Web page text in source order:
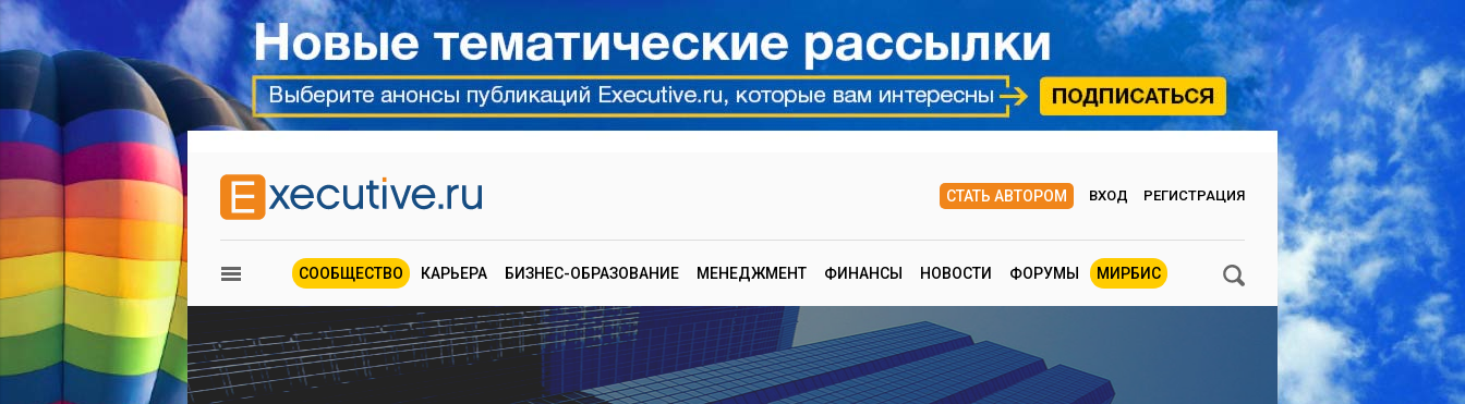
СТАТЬ АВТОРОМ ВХОД РЕГИСТРАЦИЯ
СООБЩЕСТВО КАРЬЕРА БИЗНЕС-ОБРАЗОВАНИЕ МЕНЕДЖМЕНТ ФИНАНСЫ НОВОСТИ ФОРУМЫ МИРБИС